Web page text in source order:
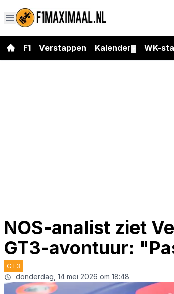
F1 Verstappen Kalender WK-
NOS-analist ziet
GT3-avontuur:
GT3
donderdag, 14 mei 2026 om 18:48